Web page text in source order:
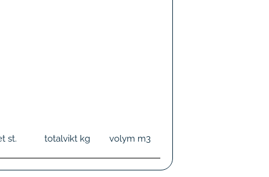
st. totalvikt kg volym m3